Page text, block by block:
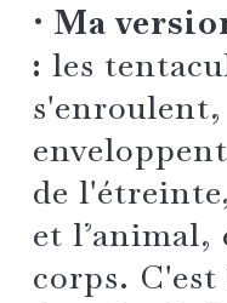
• Ma
: les
de
et l’animal,
corps.